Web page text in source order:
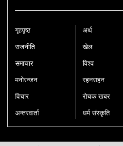
गृहपृष्‍ठ
राजनीति
समाचार
मनोरन्जन
विचार
अन्तरवार्ता
अर्थ
खेल
विश्व
रहनसहन
रोचक खबर
धर्म संस्कृति